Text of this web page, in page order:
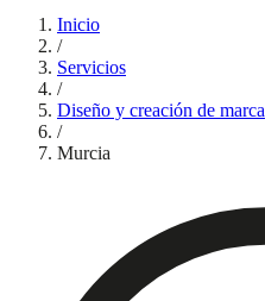
Inicio
/
Servicios
/
Diseño y creación de marca
/
Murcia